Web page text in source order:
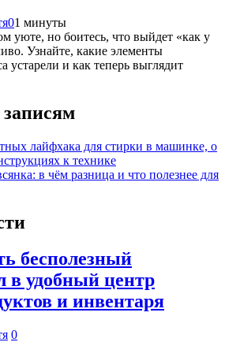
01 минуты
уюте, но боитесь, что выйдет «как у
Узнайте, какие элементы
устарели и как теперь выглядит
лайфхака для стирки в машинке, о
к технике
в чём разница и что полезнее для
бесполезный
в удобный центр
и инвентаря
0